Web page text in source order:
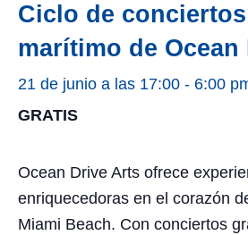
Ciclo de
marítimo de Ocean
21 de junio a las 17:00 - 6:00
GRATIS
Ocean Drive Arts ofrece
enriquecedoras en el corazón
Miami Beach. Con conciertos